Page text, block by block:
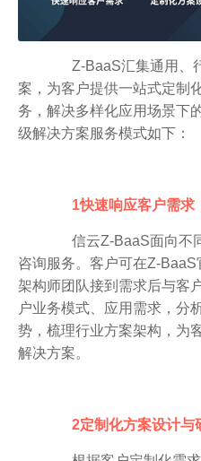
Z-BaaS汇集通用、
案，为客户提供一站式定制
务，解决多样化应用场景下
级解决方案服务模式如下：
1快速响应客户需求
信云Z-BaaS面向不
咨询服务。客户可在Z-
架构师团队接到需求后与客
户业务模式、应用需求，分
势，梳理行业方案架构，为
解决方案。
2定制化方案设计与